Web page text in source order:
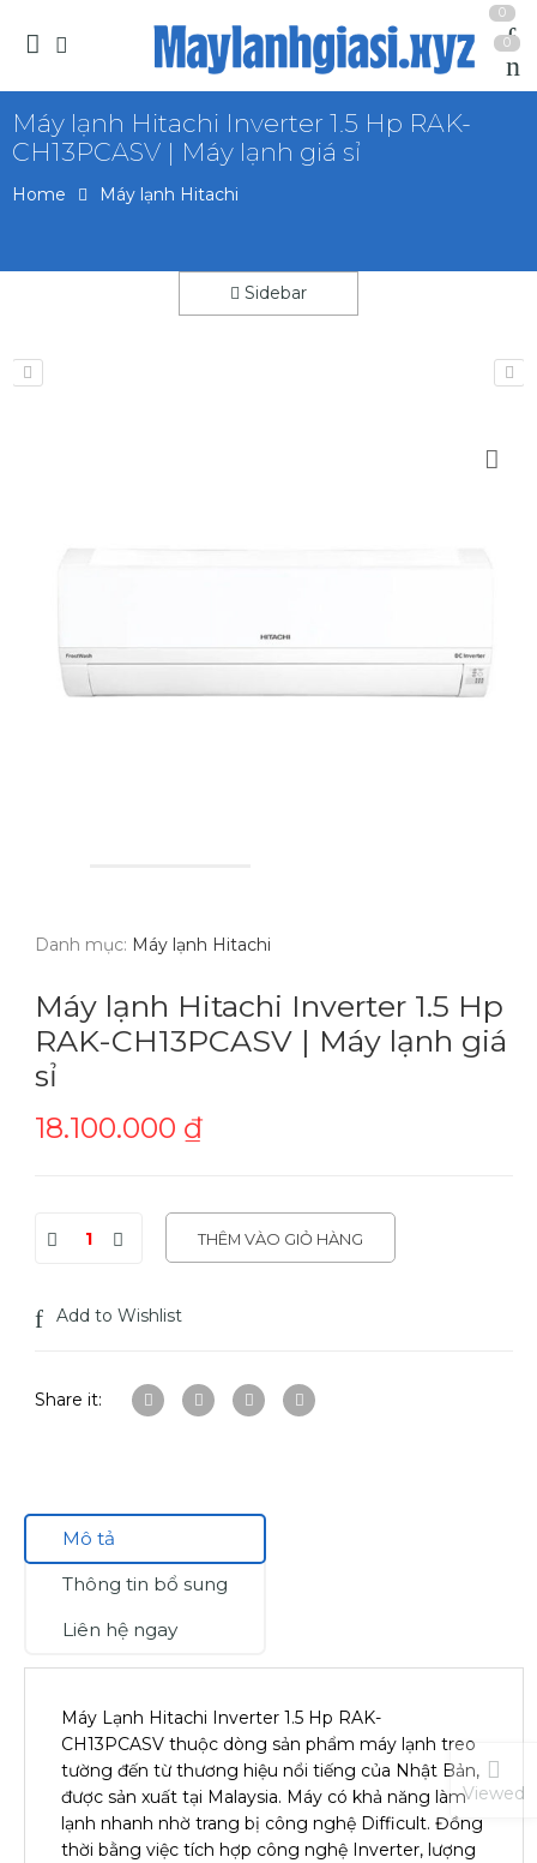
0
0
Máy lạnh Hitachi Inverter 1.5 Hp RAK-
CH13PCASV | Máy lạnh giá sỉ
Home Máy lạnh Hitachi
Sidebar
Danh mục: Máy lạnh Hitachi
Máy lạnh Hitachi Inverter 1.5 Hp
RAK-CH13PCASV | Máy lạnh giá
sỉ
18.100.000 ₫
THÊM VÀO GIỎ HÀNG
Add to Wishlist
Share it:
Mô tả
Thông tin bổ sung
Liên hệ ngay
Máy Lạnh Hitachi Inverter 1.5 Hp RAK-
CH13PCASV thuộc dòng sản phẩm máy lạnh treo
tường đến từ thương hiệu nổi tiếng của Nhật Bản,
được sản xuất tại Malaysia. Máy có khả năng làm
lạnh nhanh nhờ trang bị công nghệ Difficult. Đồng
thời bằng việc tích hợp công nghệ Inverter, lượng
Viewed